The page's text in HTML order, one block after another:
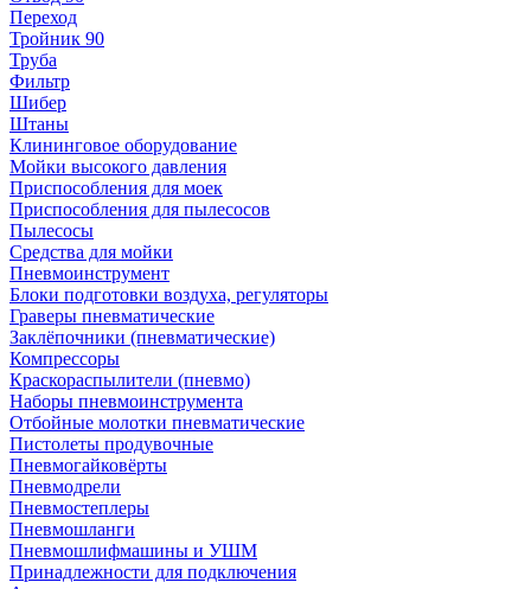
Переход
Тройник 90
Труба
Фильтр
Шибер
Штаны
Клининговое оборудование
Мойки высокого давления
Приспособления для моек
Приспособления для пылесосов
Пылесосы
Средства для мойки
Пневмоинструмент
Блоки подготовки воздуха, регуляторы
Граверы пневматические
Заклёпочники (пневматические)
Компрессоры
Краскораспылители (пневмо)
Наборы пневмоинструмента
Отбойные молотки пневматические
Пистолеты продувочные
Пневмогайковёрты
Пневмодрели
Пневмостеплеры
Пневмошланги
Пневмошлифмашины и УШМ
Принадлежности для подключения